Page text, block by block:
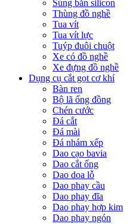
Súng bắn silicon
Thùng đồ nghề
Tua vít
Tua vít lực
Tuýp đuôi chuột
Xe có đồ nghề
Xe đựng đồ nghề
Dụng cụ cắt gọt cơ khí
Bàn ren
Bộ lã ống đồng
Chén cước
Đá cắt
Đá mài
Đá nhám xếp
Dao cạo bavia
Dao cắt ống
Dao doa lỗ
Dao phay cầu
Dao phay đĩa
Dao phay hợp kim
Dao phay ngón